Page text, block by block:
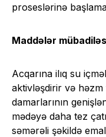
proseslərinə
Maddələr
Acqarına ilıq su
aktivləşdirir və həzm
damarlarının
mədəyə daha tez
səmərəli şəkildə